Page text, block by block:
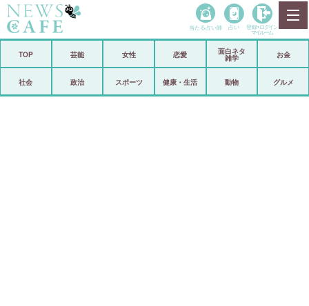
政治
当たる占い師 占い 登録• ログイン
マイルーム
TOP 芸能 女性 恋愛
面白ネタ
雑学
お金
社会 政治 スポーツ 健康・生活 動物 グルメ